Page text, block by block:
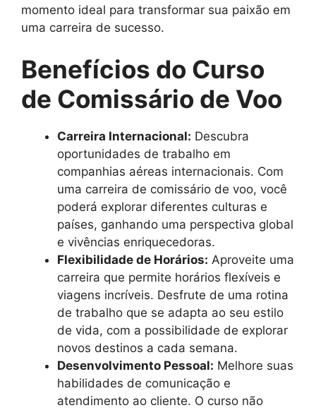
momento ideal para transformar sua paixão em
uma carreira de sucesso.
Benefícios do Curso
de Comissário de Voo
Carreira Internacional: Descubra
oportunidades de trabalho em
companhias aéreas internacionais. Com
uma carreira de comissário de voo, você
poderá explorar diferentes culturas e
países, ganhando uma perspectiva global
e vivências enriquecedoras.
Flexibilidade de Horários: Aproveite uma
carreira que permite horários flexíveis e
viagens incríveis. Desfrute de uma rotina
de trabalho que se adapta ao seu estilo
de vida, com a possibilidade de explorar
novos destinos a cada semana.
Desenvolvimento Pessoal: Melhore suas
habilidades de comunicação e
atendimento ao cliente. O curso não